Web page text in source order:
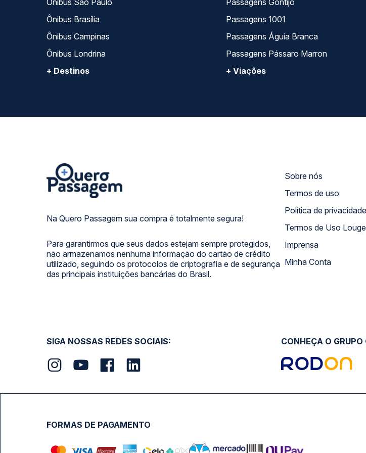
Ônibus São Paulo
Ônibus Brasília
Ônibus Campinas
Ônibus Londrina
+ Destinos
Passagens Gontijo
Passagens 1001
Passagens Águia Branca
Passagens Pássaro Marron
+ Viações
Na Quero Passagem sua compra é totalmente segura!
Para garantirmos que seus dados estejam sempre protegidos,
não armazenamos nenhuma informação do cartão de crédito
utilizado, seguindo os protocolos de criptografia e de segurança
das principais instituições bancárias do Brasil.
Sobre nós
Termos de uso
Política de privacidade
Termos de Uso
Imprensa
Minha Conta
SIGA NOSSAS REDES SOCIAIS: CONHEÇA O GRUPO
FORMAS DE PAGAMENTO